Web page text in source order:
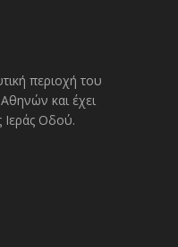
περιοχή του
και έχει
Ιεράς Οδού.